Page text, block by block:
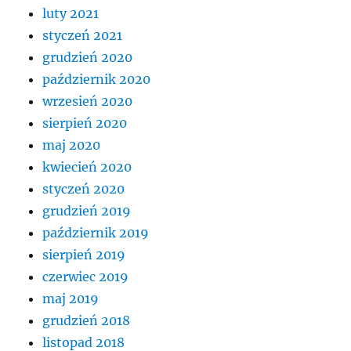
luty 2021
styczeń 2021
grudzień 2020
październik 2020
wrzesień 2020
sierpień 2020
maj 2020
kwiecień 2020
styczeń 2020
grudzień 2019
październik 2019
sierpień 2019
czerwiec 2019
maj 2019
grudzień 2018
listopad 2018